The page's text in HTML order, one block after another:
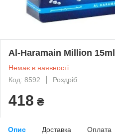
Al-Haramain Million 15ml
Немає в наявності
Код: 8592
Роздріб
418 ₴
Опис Доставка Оплата